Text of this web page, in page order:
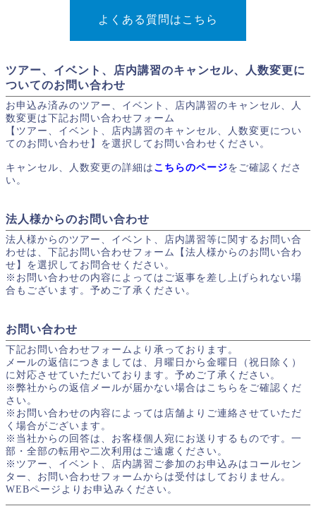
よくある質問はこちら
ツアー、イベント、店内講習のキャンセル、人数変更に
ついてのお問い合わせ
お申込み済みのツアー、イベント、店内講習のキャンセル、人
数変更は下記お問い合わせフォーム
【ツアー、イベント、店内講習のキャンセル、人数変更につい
てのお問い合わせ】を選択してお問い合わせください。
キャンセル、人数変更の詳細は こちらのページをご確認くださ
い。
法人様からのお問い合わせ
法人様からのツアー、イベント、店内講習等に関するお問い合
わせは、下記お問い合わせフォーム【法人様からのお問い合わ
せ】を選択してお問合せください。
※お問い合わせの内容によってはご返事を差し上げられない場
合もございます。予めご了承ください。
お問い合わせ
下記お問い合わせフォームより承っております。
メールの返信につきましては、月曜日から金曜日（祝日除く）
に対応させていただいております。予めご了承ください。
※弊社からの返信メールが届かない場合はこちらをご確認くだ
さい。
※お問い合わせの内容によっては店舗よりご連絡させていただ
く場合がございます。
※当社からの回答は、お客様個人宛にお送りするものです。一
部・全部の転用や二次利用はご遠慮ください。
※ツアー、イベント、店内講習ご参加のお申込みはコールセン
ター、お問い合わせフォームからは受付はしておりません。
WEBページよりお申込みください。